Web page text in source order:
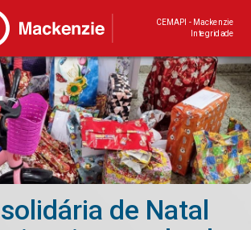
CEMAPI - Mackenzie
Integridade
de Natal